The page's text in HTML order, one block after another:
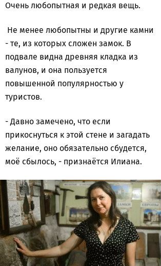
Очень любопытная и редкая вещь.
Не менее любопытны и другие камни
- те, из которых сложен замок. В
подвале видна древняя кладка из
валунов, и она пользуется
повышенной популярностью у
туристов.
- Давно замечено, что если
прикоснуться к этой стене и загадать
желание, оно обязательно сбудется,
моё сбылось, - признаётся Илиана.